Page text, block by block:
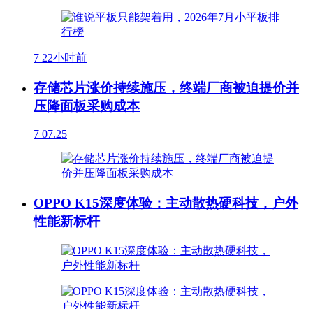
7 22小时前
存储芯片涨价持续施压，终端厂商被迫提价并
压降面板采购成本
7 07.25
OPPO K15深度体验：主动散热硬科技，户外
性能新标杆